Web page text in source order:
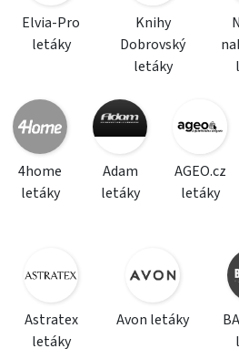
Elvia-Pro
letáky
Knihy
Dobrovský
letáky
4home
letáky
Adam
letáky
AGEO.cz
letáky
Astratex
letáky
Avon letáky